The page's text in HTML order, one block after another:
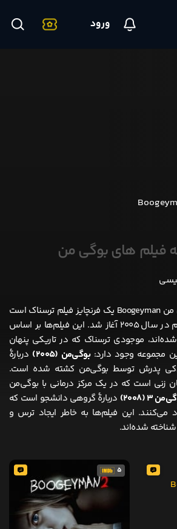
ورود
فیلم های بوگی‌ من
مجموعه فیلم های بوگی‌ من Boogeyman یک فرنچایز فیلم ترسناک است
که با فیلمی به همین نام در سال ۲۰۰۵ آغاز شد. این فیلم‌ها بر اساس
موجودی ترسناک که در تاریکی پنهان
مجموعه وجود دارد:بوگی‌من (۲۰۰۵)
دربارهٔ
پدرش توسط بوگی‌من کشته شده است.
زنی است که در یک مرکز درمانی با بوگی‌من
۳ (۲۰۰۸)
دربارهٔ گروهی دانشجو است که
می‌کنند. این فیلم‌ها به خاطر ایجاد ترس و
شده‌اند.
5